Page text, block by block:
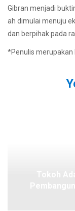
Gibran menjadi
ah dimulai menuju
dan berpihak pada
*Penulis merupakan